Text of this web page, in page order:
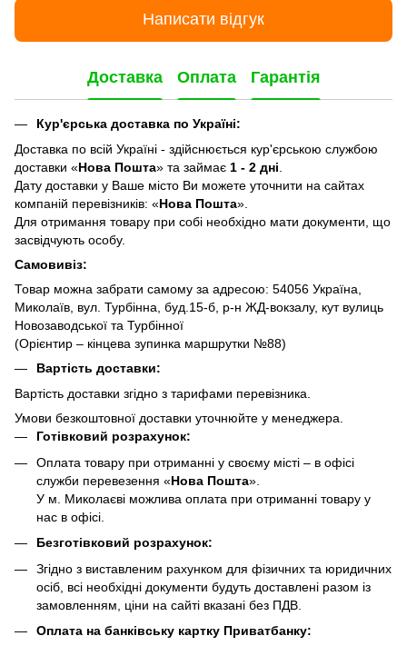
Написати відгук
Доставка Оплата Гарантія
Кур'єрська доставка по Україні:
Доставка по всій Україні - здійснюється кур'єрською службою
доставки «Нова Пошта» та займає 1 - 2 дні
Дату доставки у Ваше місто Ви можете уточнити на сайтах
компаній перевізників: «Нова Пошта».
Для отримання товару при собі необхідно мати документи, що
засвідчують особу.
Самовивіз:
Товар можна забрати самому за адресою: 54056 Україна,
Миколаїв, вул. Турбінна, буд.15-б, р-н ЖД-вокзалу, кут вулиць
Новозаводської та Турбінної
(Орієнтир – кінцева зупинка маршрутки №88)
Вартість доставки:
Вартість доставки згідно з тарифами перевізника.
Умови безкоштовної доставки уточнюйте у менеджера.
Готівковий розрахунок:
Оплата товару при отриманні у своєму місті – в офісі
служби перевезення «Нова Пошта».
У м. Миколаєві можлива оплата при отриманні товару у
нас в офісі.
Безготівковий розрахунок:
Згідно з виставленим рахунком для фізичних та юридичних
осіб, всі необхідні документи будуть доставлені разом із
замовленням, ціни на сайті вказані без ПДВ.
Оплата на банківську картку Приватбанку: